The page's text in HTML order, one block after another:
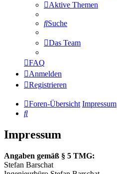
Aktive Themen
Suche
Das Team
FAQ
Anmelden
Registrieren
Foren-Übersicht Impressum
Suche
Impressum
Angaben gemäß § 5 TMG:
Stefan Barschat